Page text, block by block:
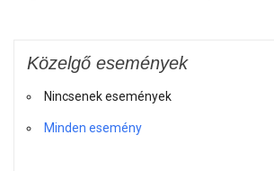
Közelgő események
Nincsenek események
Minden esemény